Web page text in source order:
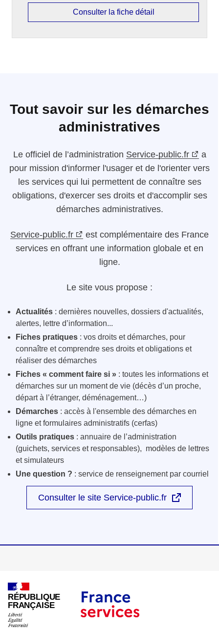
Consulter la fiche détail
Tout savoir sur les démarches
administratives
Le officiel de l’administration Service-public.fr
a
pour mission d'informer l'usager et de l'orienter vers
les services qui lui permettent de connaître ses
obligations, d'exercer ses droits et d'accomplir ses
démarches administratives.
Service-public.fr
est complémentaire des France
services en offrant une information globale et en
ligne.
Le site vous propose :
Actualités : dernières nouvelles, dossiers d'actualités,
alertes, lettre d’information...
Fiches pratiques : vos droits et démarches, pour
connaître et comprendre ses droits et obligations et
réaliser des démarches
Fiches « comment faire si » : toutes les informations et
démarches sur un moment de vie (décès d’un proche,
départ à l’étranger, déménagement…)
Démarches : accès à l'ensemble des démarches en
ligne et formulaires administratifs (cerfas)
Outils pratiques : annuaire de l’administration
(guichets, services et responsables), modèles de lettres
et simulateurs
Une question ? : service de renseignement par courriel
Consulter le site Service-public.fr
RÉPUBLIQUE
FRANÇAISE